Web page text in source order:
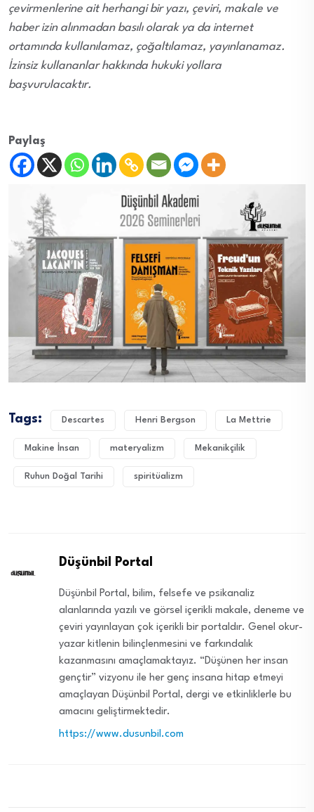
çevirmenlerine ait herhangi bir yazı, çeviri, makale ve
haber izin alınmadan basılı olarak ya da internet
ortamında kullanılamaz, çoğaltılamaz, yayınlanamaz.
İzinsiz kullananlar hakkında hukuki yollara
başvurulacaktır.
Paylaş
Tags: Descartes Henri Bergson La Mettrie
Makine İnsan materyalizm Mekanikçilik
Ruhun Doğal Tarihi spiritüalizm
Düşünbil Portal
Düşünbil Portal, bilim, felsefe ve psikanaliz
alanlarında yazılı ve görsel içerikli makale, deneme ve
çeviri yayınlayan çok içerikli bir portaldır. Genel okur-
yazar kitlenin bilinçlenmesini ve farkındalık
kazanmasını amaçlamaktayız. “Düşünen her insan
gençtir” vizyonu ile her genç insana hitap etmeyi
amaçlayan Düşünbil Portal, dergi ve etkinliklerle bu
amacını geliştirmektedir.
https://www.dusunbil.com